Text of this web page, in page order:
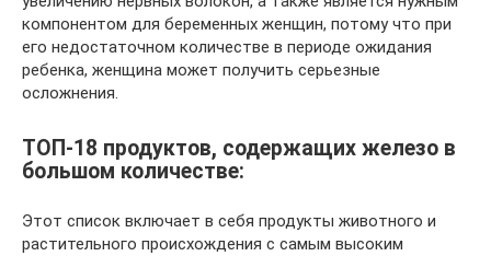
компонентом для беременных женщин, потому что при
его недостаточном количестве в периоде ожидания
ребенка, женщина может получить серьезные
осложнения.
ТОП-18 продуктов, содержащих железо в
большом количестве:
Этот список включает в себя продукты животного и
растительного происхождения с самым высоким